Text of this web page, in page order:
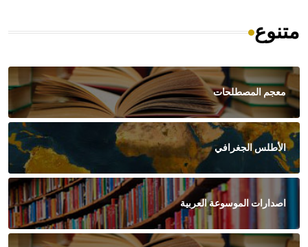
متنوع
معجم المصطلحات
الأطلس الجغرافي
اصدارات الموسوعة العربية